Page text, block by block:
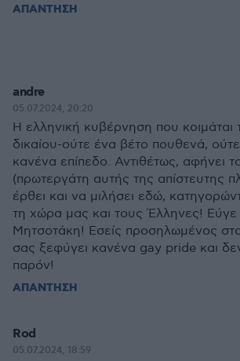
ΑΠΑΝΤΗΣΗ
andre
05.07.2024, 20:20
Η ελληνική κυβέρνηση που κοιμάται
δικαίου-ούτε ένα βέτο πουθενά,
κανένα επίπεδο. Αντιθέτως, αφήνει
(πρωτεργάτη αυτής της απίστευτης
έρθει και να μιλήσει εδώ,
τη χώρα μας και τους Έλληνες! Εύγε
Μητσοτάκη! Εσείς προσηλωμένος
σας ξεφύγει κανένα gay pride και
παρόν!
ΑΠΑΝΤΗΣΗ
Rod
05.07.2024, 18:59